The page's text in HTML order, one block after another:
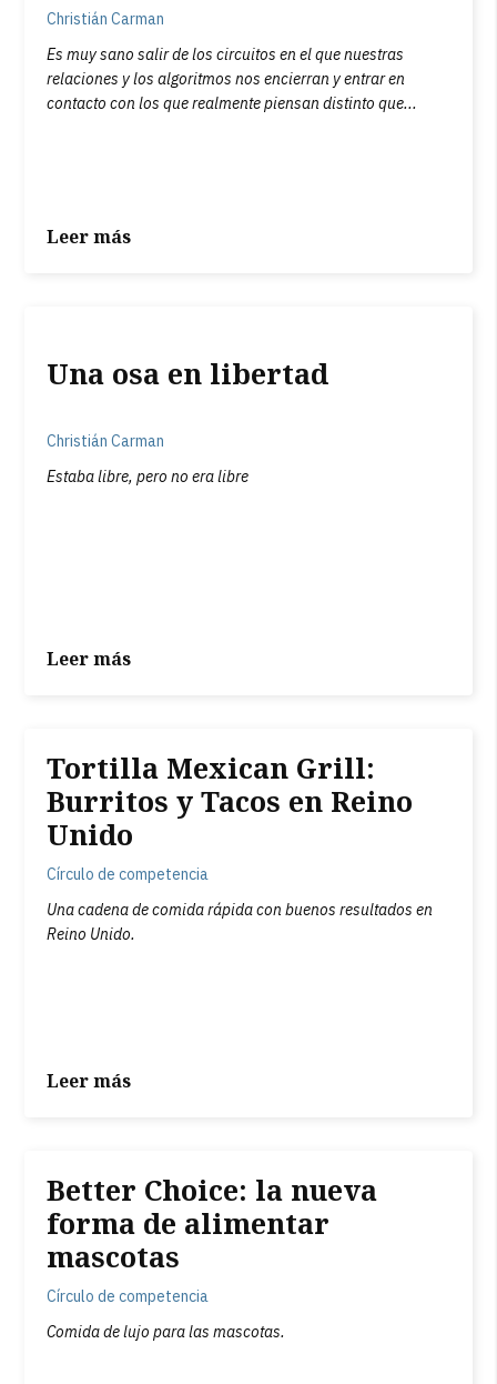
Christián Carman
Es muy sano salir de los circuitos en el que nuestras
relaciones y los algoritmos nos encierran y entrar en
contacto con los que realmente piensan distinto que...
Leer más
Una osa en libertad
Christián Carman
Estaba libre, pero no era libre
Leer más
Tortilla Mexican Grill:
Burritos y Tacos en Reino
Unido
Círculo de competencia
Una cadena de comida rápida con buenos resultados en
Reino Unido.
Leer más
Better Choice: la nueva
forma de alimentar
mascotas
Círculo de competencia
Comida de lujo para las mascotas.